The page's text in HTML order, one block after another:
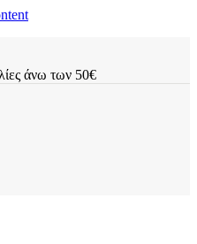
άνω των 50€